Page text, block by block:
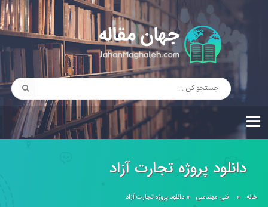
دانلود پروژه تجارت آزاد
خانه » فنی مهندسی »دانلود پروژه تجارت آزاد